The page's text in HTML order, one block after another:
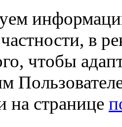
в
чтобы
на странице